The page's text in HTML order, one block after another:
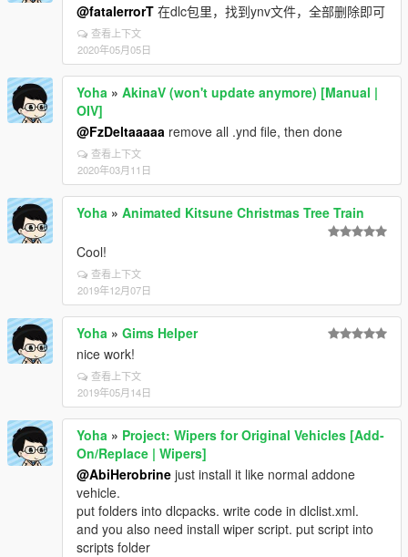
@fatalerrorT 在dlc包里，找到ynv文件，全部删除即可
查看上下文
2020年05月05日
Yoha » AkinaV (won't update anymore) [Manual |
OIV]
@FzDeltaaaaa remove all .ynd file, then done
查看上下文
2020年03月11日
Yoha » Animated Kitsune Christmas Tree Train
Cool!
查看上下文
2019年12月07日
Yoha » Gims Helper
nice work!
查看上下文
2019年05月14日
Yoha » Project: Wipers for Original Vehicles [Add-
On/Replace | Wipers]
@AbiHerobrine just install it like normal addone
vehicle.
put folders into dlcpacks. write code in dlclist.xml.
and you also need install wiper script. put script into
scripts folder